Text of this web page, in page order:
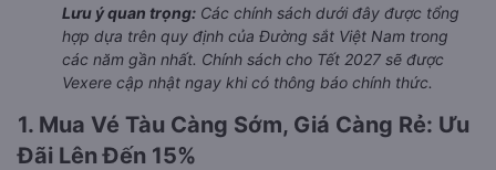
Lưu ý quan trọng: Các chính sách dưới đây được tổng
hợp dựa trên quy định của Đường sắt Việt Nam trong
các năm gần nhất. Chính sách cho Tết 2027 sẽ được
Vexere cập nhật ngay khi có thông báo chính thức.
1. Mua Vé Tàu Càng Sớm, Giá Càng Rẻ: Ưu
Đãi Lên Đến 15%